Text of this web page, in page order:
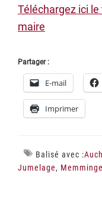
Téléchargez ici
maire
Partager :
E-mail
Imprimer
Balisé avec :Auch
Jumelage,